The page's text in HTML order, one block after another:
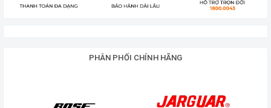
PHÂN PHỐI CHÍNH HÃNG